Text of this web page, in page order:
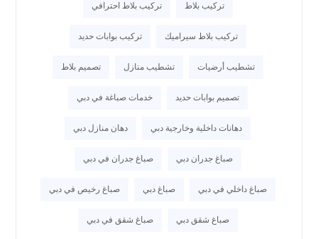
تركيب بلاط تركيب بلاط احترافي
تركيب بلاط سيراميك تركيب بوابات حديد
تشطيب أرضيات تشطيب منازل تصميم بلاط
تصميم بوابات حديد خدمات صباغة في دبي
دهانات داخلية وخارجية دبي دهان منازل دبي
صباغ جدران دبي صباغ جدران في دبي
صباغ داخلي في دبي صباغ دبي صباغ رخيص في دبي
صباغ شقق دبي صباغ شقق في دبي